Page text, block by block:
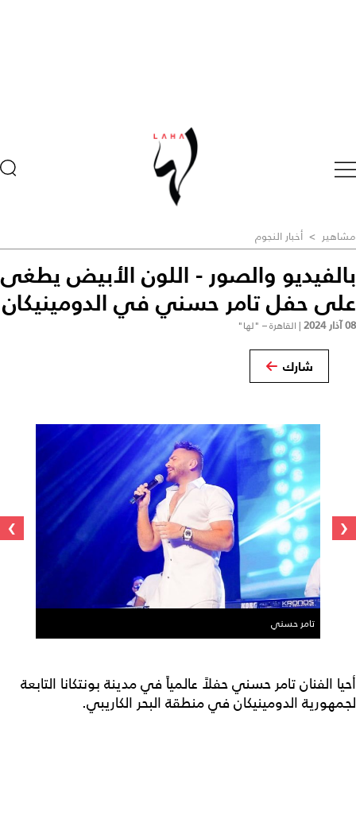
مشاهير > أخبار النجوم
بالفيديو والصور - اللون الأبيض يطغى
على حفل تامر حسني في الدومينيكان
08 آذار 2024 | القاهرة – "لها"
شارك
تامر حسني
‹
›
أحيا الفنان تامر حسني حفلاً عالمياً في مدينة بونتكانا التابعة
لجمهورية الدومينيكان في منطقة البحر الكاريبي.